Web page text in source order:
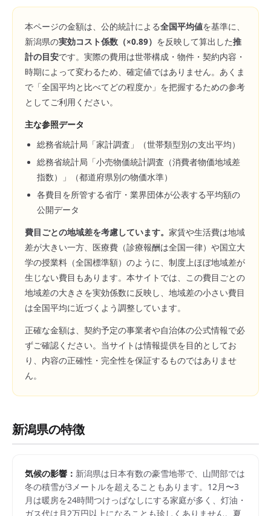
本ページの金額は、公的統計による全国平均値を基準に、
新潟県の実効コスト係数（×0.89） を反映して算出した推
計の目安です。実際の費用は世帯構成・物件・契約内容・
時期によって変わるため、確定値ではありません。あくま
で「全国平均と比べてどの程度か」を把握するための参考
としてご利用ください。
主な参照データ
総務省統計局「家計調査」（世帯類型別の支出平均）
総務省統計局「小売物価統計調査（消費者物価地域差
指数）」（都道府県別の物価水準）
各費目を所管する省庁・業界団体が公表する平均額の
公開データ
費目ごとの地域差を考慮しています。 家賃や生活費は地域
差が大きい一方、医療費（診療報酬は全国一律）や国立大
学の授業料（全国標準額）のように、制度上ほぼ地域差が
生じない費目もあります。本サイトでは、この費目ごとの
地域差の大きさを実効係数に反映し、地域差の小さい費目
は全国平均に近づくよう調整しています。
正確な金額は、契約予定の事業者や自治体の公式情報で必
ずご確認ください。当サイトは情報提供を目的としてお
り、内容の正確性・完全性を保証するものではありませ
ん。
新潟県の特徴
気候の影響： 新潟県は日本有数の豪雪地帯で、山間部では
冬の積雪が3メートルを超えることもあります。12月〜3
月は暖房を24時間つけっぱなしにする家庭が多く、灯油・
ガス代は月2万円以上になることも珍しくありません。夏